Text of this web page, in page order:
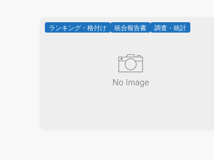
ランキング・格付け 統合報告書 調査・統計